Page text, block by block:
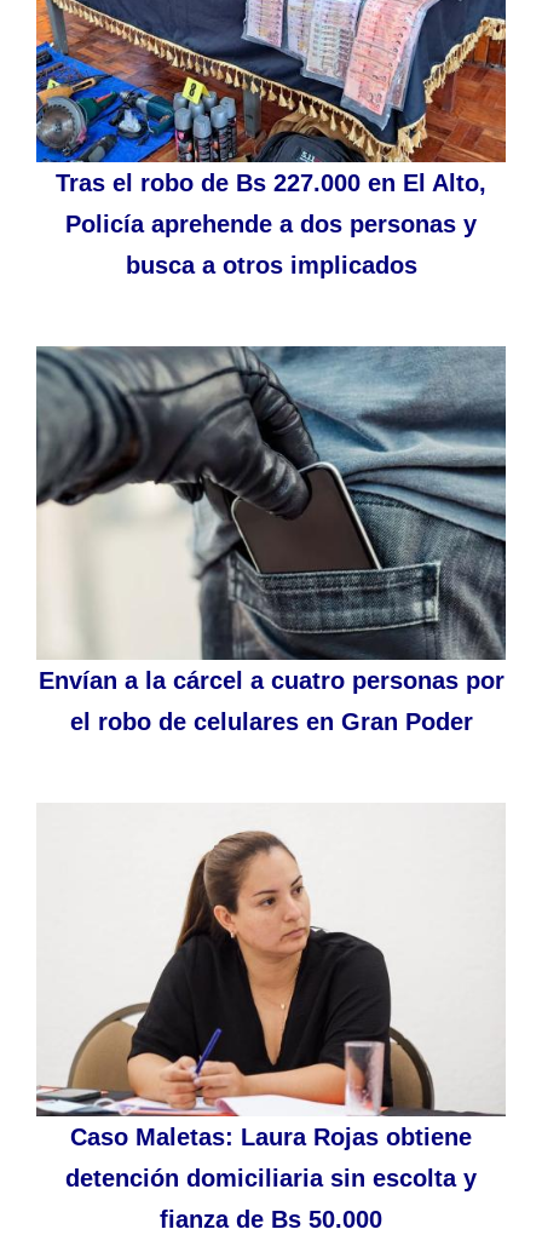
Tras el robo de Bs 227.000 en El Alto,
Policía aprehende a dos personas y
busca a otros implicados
Envían a la cárcel a cuatro personas por
el robo de celulares en Gran Poder
Caso Maletas: Laura Rojas obtiene
detención domiciliaria sin escolta y
fianza de Bs 50.000